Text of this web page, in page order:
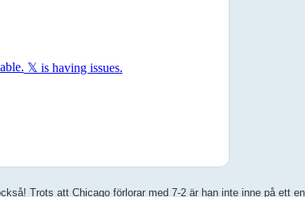
Trots att Chicago förlorar med 7-2 är han inte inne på ett